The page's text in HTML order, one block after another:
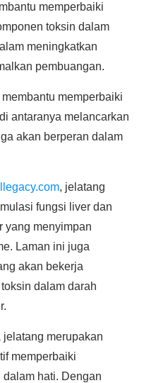
memperbaiki
toksin dalam
meningkatkan
pembuangan.
memperbaiki
antaranya melancarkan
akan berperan dalam
, jelatang
fungsi liver dan
yang menyimpan
Laman ini juga
akan bekerja
dalam darah
merupakan
memperbaiki
hati. Dengan